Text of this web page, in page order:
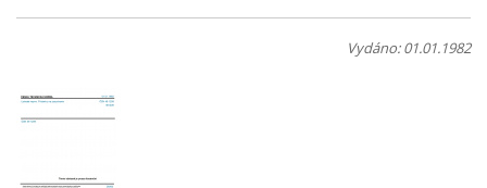
Vydáno: 01.01.1982